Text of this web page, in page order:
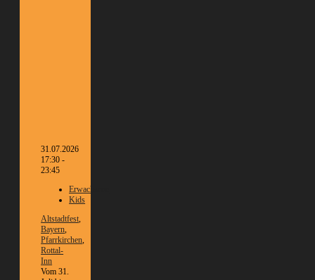
31.07.2026
17:30 -
23:45
Erwachsene
Kids
Altstadtfest
Bayern
Pfarrkirchen
Rottal-
Inn
Vom 31.